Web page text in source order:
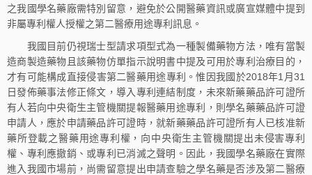
之我國學名藥廠需特別留意，避免於公開醫藥資訊或廣宣媒體中提到
非屬專利權人授權之第二醫療用途專利訊息。
我國目前仍視瑞士型請求項型式為一種製備藥物方法，唯有當製
造商製造藥物且該藥物仿單指示說明書中提及可用於專利治療目的，
才有可能構成直接侵害第二醫藥用途專利。惟因我國於2018年1月31
日發佈藥事法修正條文，導入專利連結制度，未來新藥藥品許可證所
有人若向中央衛生主管機關提報醫藥用途專利，則學名藥藥品許可證
申請人，應於申請藥品許可證時，就新藥藥品許可證所有人已核准新
藥所登載之醫藥用途專利權，向中央衛生主管機關提出未侵害專利
權、專利應撤銷、或專利已消滅之聲明。因此，我國學名藥廠在實際
進入我國市場前，尚需留意提出申請查驗之學名藥是否涉及第二醫療